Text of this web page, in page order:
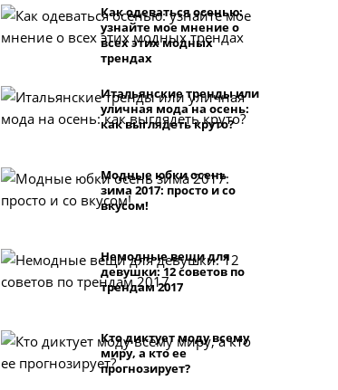
Как одеваться осенью:
узнайте мое мнение о
всех этих модных
трендах
Итальянские тренды или
уличная мода на осень:
как выглядеть круто?
Модные юбки осень
зима 2017: просто и со
вкусом!
Немодные вещи для
девушки: 12 советов по
трендам 2017
Кто диктует моду всему
миру, а кто ее
прогнозирует?